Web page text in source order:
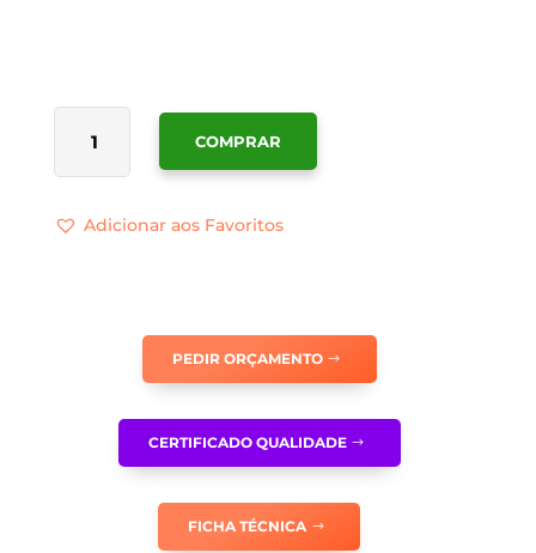
QUANTIDADE
SINALÉTICA
DE
COMPRAR
Adicionar aos Favoritos
PEDIR ORÇAMENTO
CERTIFICADO QUALIDADE
FICHA TÉCNICA